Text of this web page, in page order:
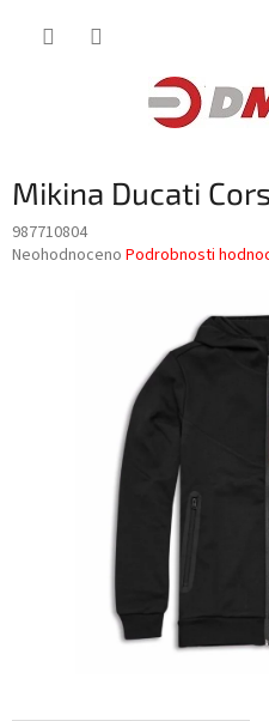
Mikina Ducati
987710804
Průměrné
Neohodnoceno Podrobnosti